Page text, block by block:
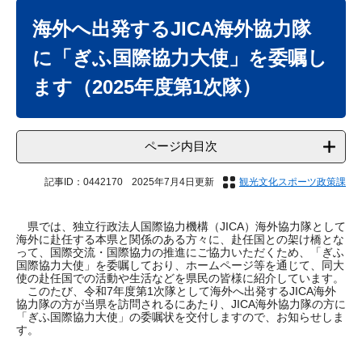
海外へ出発するJICA海外協力隊
に「ぎふ国際協力大使」を委嘱し
ます（2025年度第1次隊）
ページ内目次
記事ID：0442170 2025年7月4日更新 観光文化スポーツ政策課
県では、独立行政法人国際協力機構（JICA）海外協力隊として
海外に赴任する本県と関係のある方々に、赴任国との架け橋とな
って、国際交流・国際協力の推進にご協力いただくため、「ぎふ
国際協力大使」を委嘱しており、ホームページ等を通じて、同大
使の赴任国での活動や生活などを県民の皆様に紹介しています。
このたび、令和7年度第1次隊として海外へ出発するJICA海外
協力隊の方が当県を訪問されるにあたり、JICA海外協力隊の方に
「ぎふ国際協力大使」の委嘱状を交付しますので、お知らせしま
す。